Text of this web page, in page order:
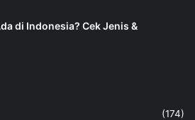
di Indonesia? Cek Jenis &
(174)